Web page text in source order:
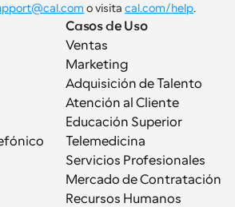
o visita cal.com/help.
Casos de Uso
Ventas
Marketing
Adquisición de Talento
Atención al Cliente
Educación Superior
Telemedicina
Servicios Profesionales
Mercado de Contratación
Recursos Humanos